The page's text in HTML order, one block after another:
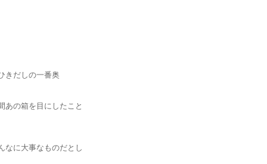
だしの一番奥
の箱を目にしたこと
に大事なものだとし